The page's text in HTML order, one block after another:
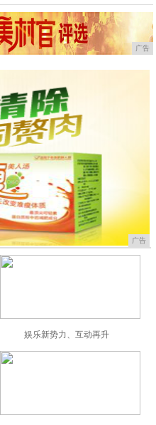
广告
广告
娱乐新势力、互动再升